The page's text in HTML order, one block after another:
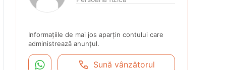
Informațiile de mai jos aparțin contului care
administrează anunțul.
  Sună vânzătorul